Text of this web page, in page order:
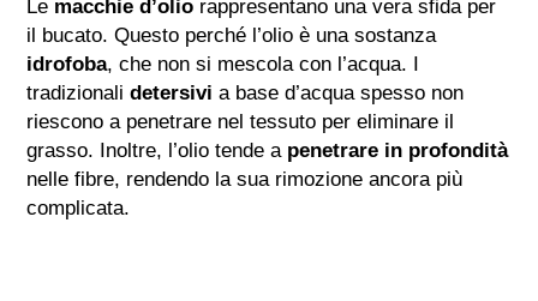
Le macchie d’olio rappresentano una vera sfida per
il bucato. Questo perché l’olio è una sostanza
idrofoba, che non si mescola con l’acqua. I
tradizionalidetersivi a base d’acqua spesso non
riescono a penetrare nel tessuto per eliminare il
grasso. Inoltre, l’olio tende a penetrare in profondità
nelle fibre, rendendo la sua rimozione ancora più
complicata.